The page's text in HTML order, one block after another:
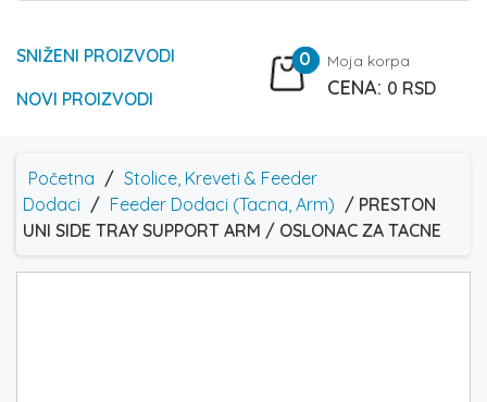
SNIŽENI PROIZVODI
NOVI PROIZVODI
0 Moja korpa
0 RSD
Početna / Stolice, Kreveti & Feeder
Dodaci / Feeder Dodaci (Tacna, Arm) / PRESTON
UNI SIDE TRAY SUPPORT ARM / OSLONAC ZA TACNE